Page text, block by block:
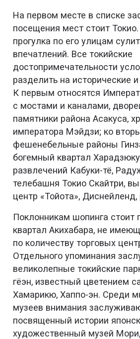
На первом месте в списке
посещения мест стоит
прогулка по его улицам
впечатлений. Все токийские
достопримечательности
разделить на исторические
К первым относятся
с мостами и каналами,
памятники района Асакуса,
императора Мэйдзи; ко
фешенебельные районы
богемный квартал
развлечений Кабуки-тё,
телебашня Токио Скайтри,
центр «Тойота»,
Поклонникам шопинга стоит
квартал Акихабара, не
по количеству торговых
Отдельного упоминания
великолепные токийские
гёэн, известный цветением
Хамарикю, Хаппо-эн. Среди
музеев внимания
посвященный истории
художественный музей